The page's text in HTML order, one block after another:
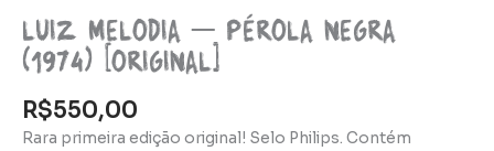
Luiz Melodia – Pérola Negra
(1974) [original]
R$550,00
Rara primeira edição original! Selo Philips. Contém